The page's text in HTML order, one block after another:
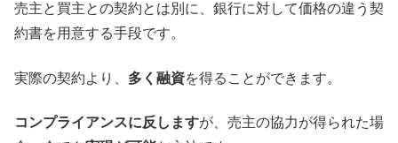
売主と買主との契約とは別に、銀行に対して価格の違う契
約書を用意する手段です。
実際の契約より、 多く融資を得ることができます。
コンプライアンスに反しますが、売主の協力が得られた場